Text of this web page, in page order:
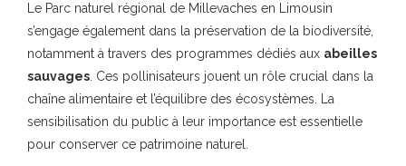
Le Parc naturel régional de Millevaches en Limousin
s’engage également dans la préservation de la biodiversité,
notamment à travers des programmes dédiés aux abeilles
sauvages . Ces pollinisateurs jouent un rôle crucial dans la
chaîne alimentaire et l’équilibre des écosystèmes. La
sensibilisation du public à leur importance est essentielle
pour conserver ce patrimoine naturel.